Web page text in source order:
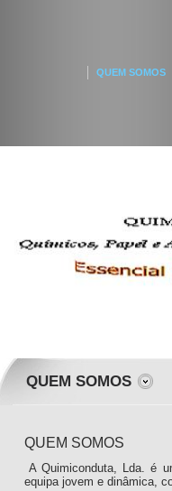
QUEM SOMOS
QUEM SOMOS
QUEM SOMOS
A Quimiconduta, Lda. é
equipa jovem e dinâmica,